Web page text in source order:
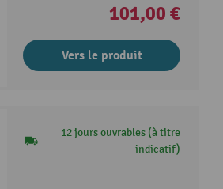
101,00 €
Vers le produit
12 jours ouvrables (à titre
indicatif)